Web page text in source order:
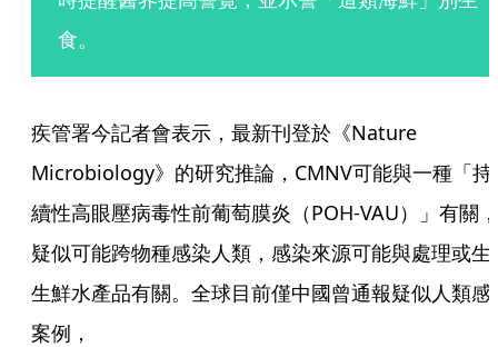
食。
疾管署今記者會表示，最新刊登於《Nature
Microbiology》的研究推論，CMNV可能與一種「持
續性高眼壓病毒性前葡萄膜炎（POH-VAU）」有關，
疑似可能跨物種感染人類，感染來源可能與處理或生
生鮮水產品有關。全球目前僅中國曾通報疑似人類感
案例，